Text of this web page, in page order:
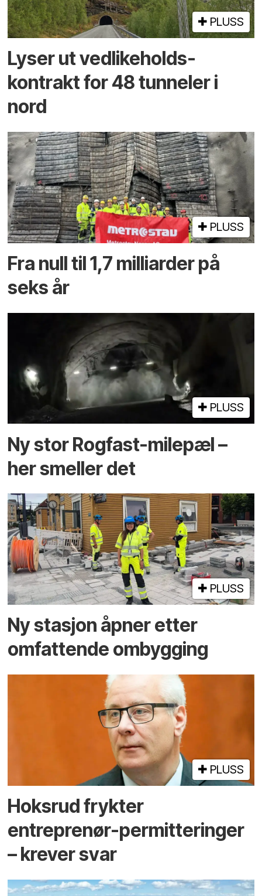
PLUSS
Lyser ut vedlikeholds­
kontrakt for 48 tunneler i
nord
PLUSS
Fra null til 1,7 milliarder på
seks år
PLUSS
Ny stor Rogfast-milepæl –
her smeller det
PLUSS
Ny stasjon åpner etter
omfattende ombygging
PLUSS
Hoksrud frykter
entreprenør-permitteringer
– krever svar